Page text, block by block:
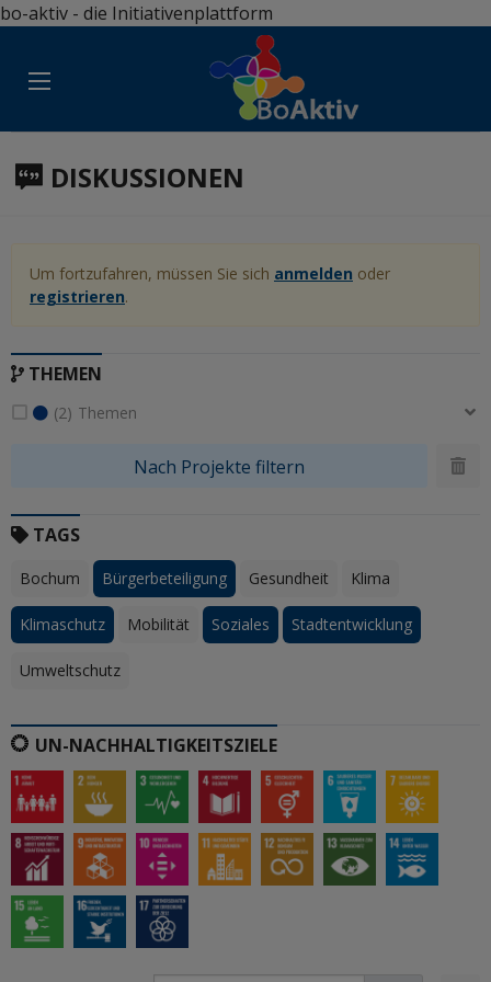
bo-aktiv - die Initiativenplattform
DISKUSSIONEN
Um fortzufahren, müssen Sie sich anmelden oder
registrieren.
THEMEN
(2) Themen
TAGS
Bochum Bürgerbeteiligung Gesundheit Klima
Klimaschutz Mobilität Soziales Stadtentwicklung
Umweltschutz
UN-NACHHALTIGKEITSZIELE